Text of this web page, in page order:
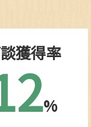
獲得率
%